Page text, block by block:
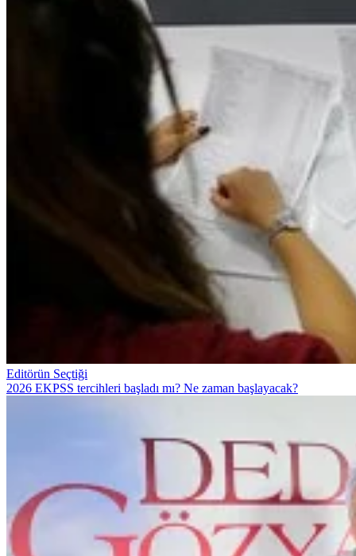
Editörün Seçtiği
2026 EKPSS tercihleri başladı mı? Ne zaman başlayacak?